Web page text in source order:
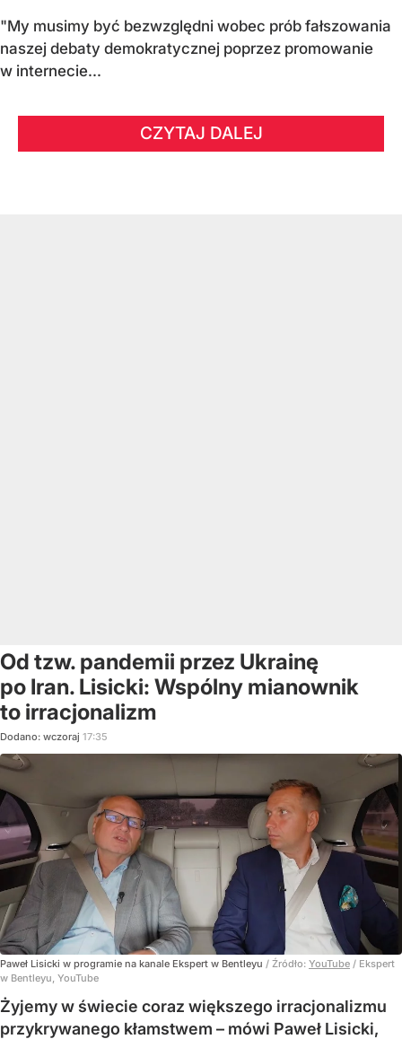
"My musimy być bezwzględni wobec prób fałszowania
naszej debaty demokratycznej poprzez promowanie
w internecie...
CZYTAJ DALEJ
Od tzw. pandemii przez Ukrainę
po Iran. Lisicki: Wspólny mianownik
to irracjonalizm
Dodano: wczoraj 17:35
Paweł Lisicki w programie na kanale Ekspert w Bentleyu / Źródło: YouTube / Ekspert
w Bentleyu, YouTube
Żyjemy w świecie coraz większego irracjonalizmu
przykrywanego kłamstwem – mówi Paweł Lisicki,